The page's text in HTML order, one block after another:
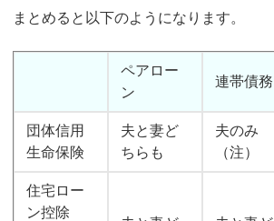
まとめると以下のようになります。
ペアロー
ン
連帯債務
団体信用
生命保険
夫と妻ど
ちらも
夫のみ
（注）
住宅ロー
ン控除